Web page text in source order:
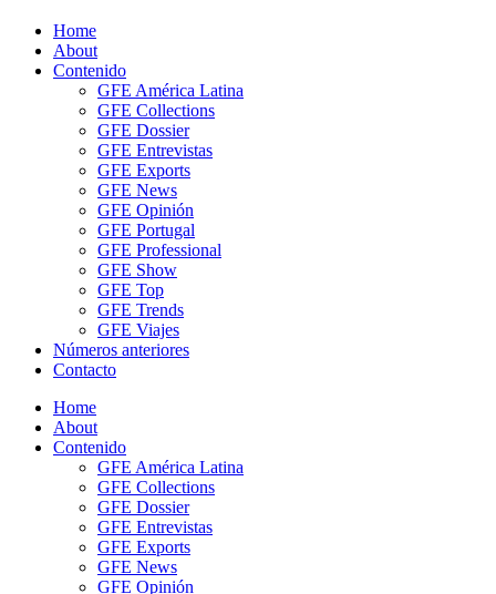
Home
About
Contenido
GFE América Latina
GFE Collections
GFE Dossier
GFE Entrevistas
GFE Exports
GFE News
GFE Opinión
GFE Portugal
GFE Professional
GFE Show
GFE Top
GFE Trends
GFE Viajes
Números anteriores
Contacto
Home
About
Contenido
GFE América Latina
GFE Collections
GFE Dossier
GFE Entrevistas
GFE Exports
GFE News
GFE Opinión